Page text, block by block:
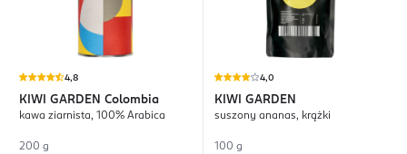
4,8
KIWI GARDEN Colombia
kawa ziarnista, 100% Arabica
200 g
4,0
KIWI GARDEN
suszony ananas, krążki
100 g